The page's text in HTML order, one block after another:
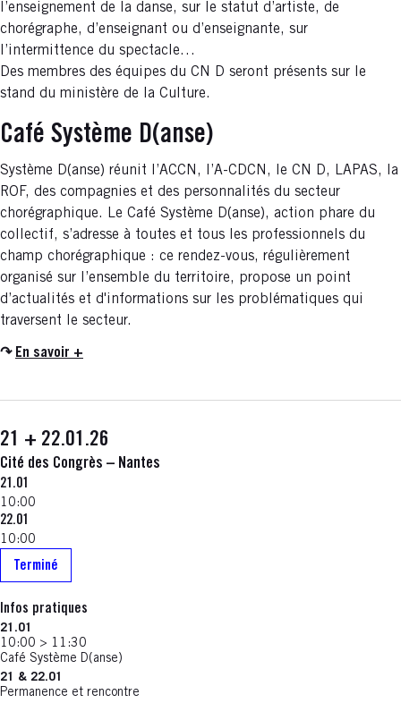
l’enseignement de la danse, sur le statut d’artiste, de
chorégraphe, d’enseignant ou d’enseignante, sur
l’intermittence du spectacle…
Des membres des équipes du CN D seront présents sur le
stand du ministère de la Culture.
Café Système D(anse)
Système D(anse) réunit l’ACCN, l’A-CDCN, le CN D, LAPAS, la
ROF, des compagnies et des personnalités du secteur
chorégraphique. Le Café Système D(anse), action phare du
collectif, s’adresse à toutes et tous les professionnels du
champ chorégraphique : ce rendez-vous, régulièrement
organisé sur l’ensemble du territoire, propose un point
d’actualités et d'informations sur les problématiques qui
traversent le secteur.
↷ En savoir +
21 + 22.01.26
Cité des Congrès – Nantes
21.01
10:00
22.01
10:00
Terminé
Infos pratiques
21.01
10:00 > 11:30
Café Système D(anse)
21 & 22.01
Permanence et rencontre